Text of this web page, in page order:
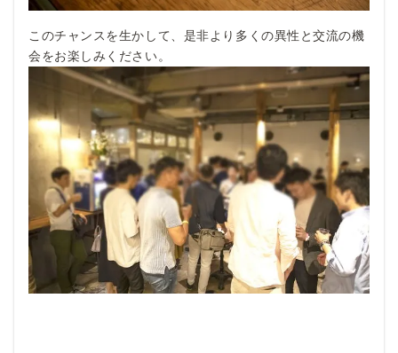
このチャンスを生かして、是非より多くの異性と交流の機
会をお楽しみください。